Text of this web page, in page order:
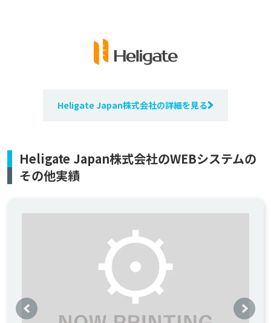
Heligate Japan株式会社の詳細を見る
Heligate Japan株式会社のWEBシステムの
その他実績